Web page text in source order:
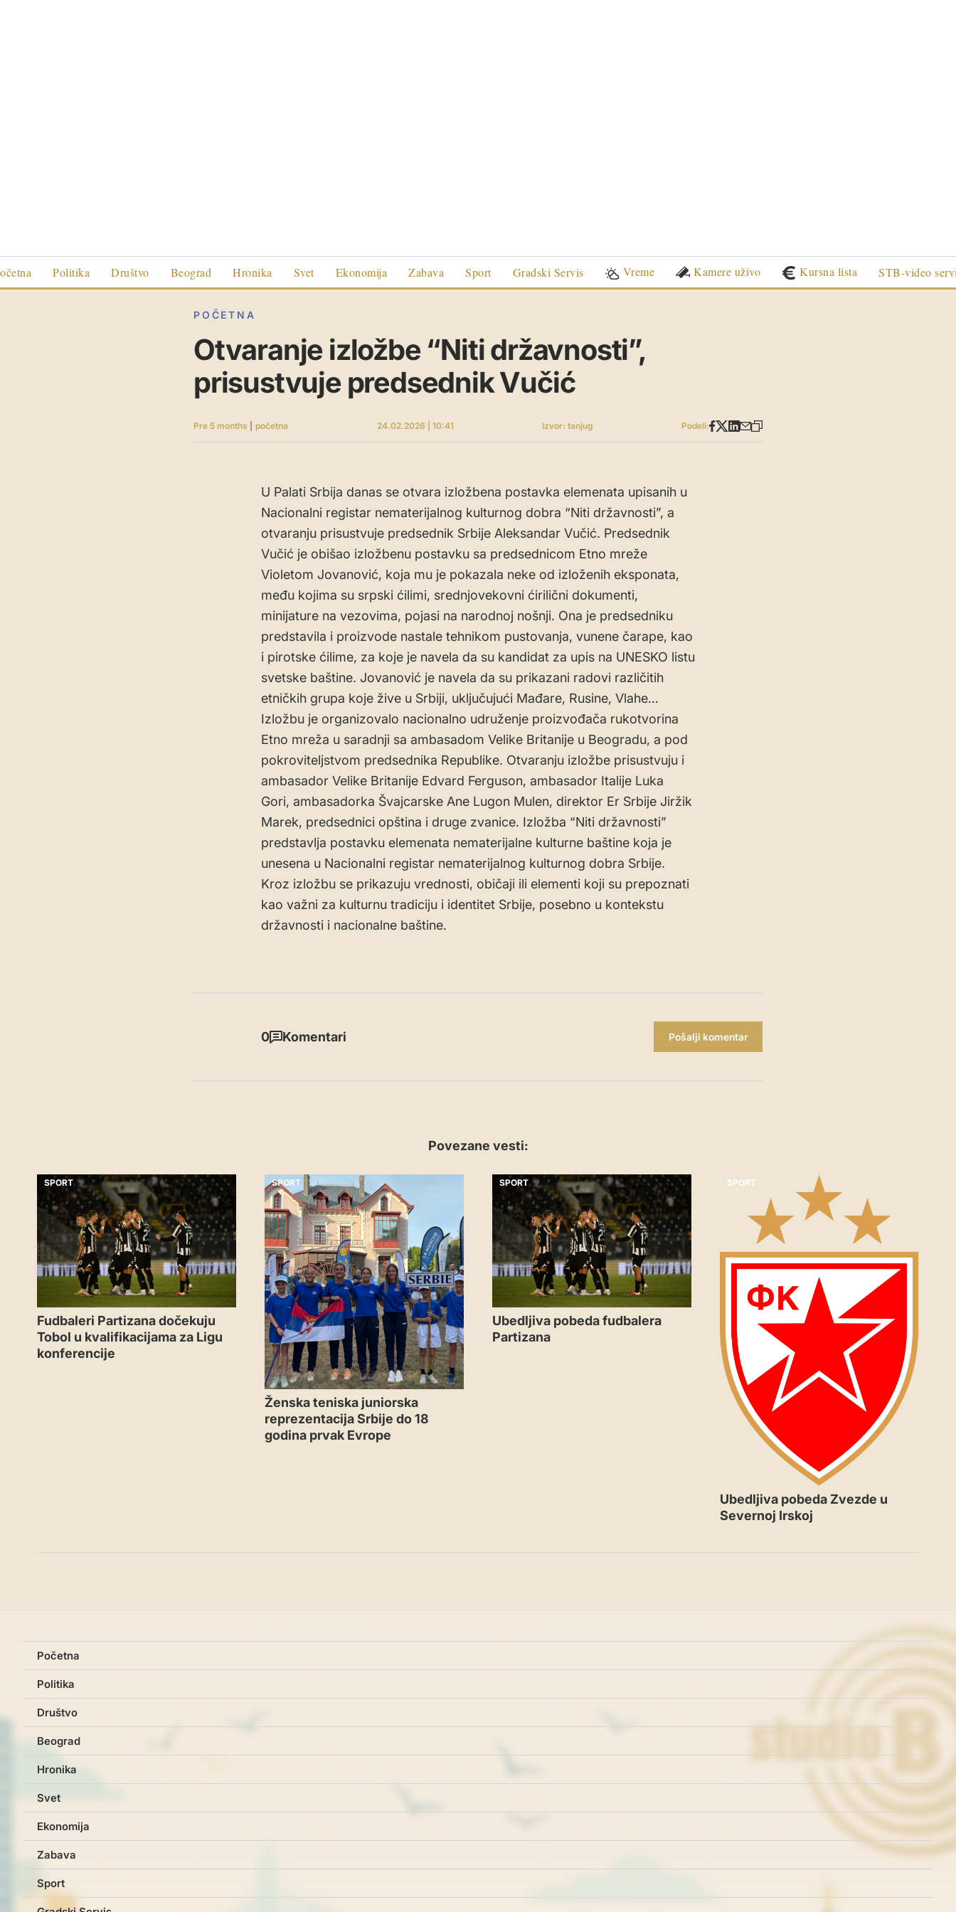
Politika Društvo Beograd Hronika Svet Ekonomija Zabava Sport Gradski Servis Vreme Kamere uživo Kursna lista STB-video
POČETNA
Otvaranje izložbe “Niti državnosti”,
prisustvuje predsednik Vučić
Pre 5 months početna 24.02.2026 | 10:41 Izvor: tanjug Podeli:
U Palati Srbija danas se otvara izložbena postavka elemenata upisanih u
Nacionalni registar nematerijalnog kulturnog dobra “Niti državnosti”, a
otvaranju prisustvuje predsednik Srbije Aleksandar Vučić. Predsednik
Vučić je obišao izložbenu postavku sa predsednicom Etno mreže
Violetom Jovanović, koja mu je pokazala neke od izloženih eksponata,
među kojima su srpski ćilimi, srednjovekovni ćirilični dokumenti,
minijature na vezovima, pojasi na narodnoj nošnji. Ona je predsedniku
predstavila i proizvode nastale tehnikom pustovanja, vunene čarape, kao
i pirotske ćilime, za koje je navela da su kandidat za upis na UNESKO listu
svetske baštine. Jovanović je navela da su prikazani radovi različitih
etničkih grupa koje žive u Srbiji, uključujući Mađare, Rusine, Vlahe…
Izložbu je organizovalo nacionalno udruženje proizvođača rukotvorina
Etno mreža u saradnji sa ambasadom Velike Britanije u Beogradu, a pod
pokroviteljstvom predsednika Republike. Otvaranju izložbe prisustvuju i
ambasador Velike Britanije Edvard Ferguson, ambasador Italije Luka
Gori, ambasadorka Švajcarske Ane Lugon Mulen, direktor Er Srbije Jiržik
Marek, predsednici opština i druge zvanice. Izložba “Niti državnosti”
predstavlja postavku elemenata nematerijalne kulturne baštine koja je
unesena u Nacionalni registar nematerijalnog kulturnog dobra Srbije.
Kroz izložbu se prikazuju vrednosti, običaji ili elementi koji su prepoznati
kao važni za kulturnu tradiciju i identitet Srbije, posebno u kontekstu
državnosti i nacionalne baštine.
0 Komentari Pošalji komentar
Povezane vesti:
SPORT
Fudbaleri Partizana dočekuju
Tobol u kvalifikacijama za Ligu
konferencije
SPORT
Ženska teniska juniorska
reprezentacija Srbije do 18
godina prvak Evrope
SPORT
Ubedljiva pobeda fudbalera
Partizana
SPORT
Ubedljiva pobeda Zvezde u
Severnoj Irskoj
Početna
Politika
Društvo
Beograd
Hronika
Svet
Ekonomija
Zabava
Sport